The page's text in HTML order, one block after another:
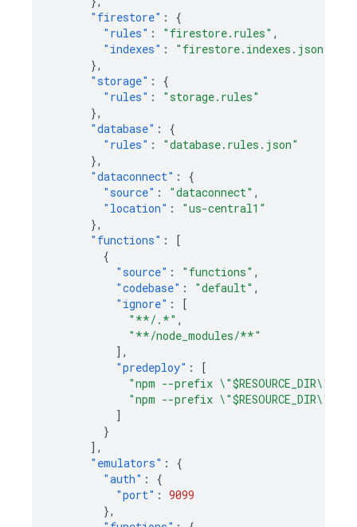
"firestore" :
{
"rules" : "firestore.rules" ,
"indexes" :
"firestore.indexes.json"
},
"storage" :
{
"rules" :
"storage.rules"
},
"database" :
{
"rules" :
"database.rules.json"
},
"dataconnect" :
{
"source" : "dataconnect" ,
"location" :
"us-central1"
},
"functions" :
[
{
"source" : "functions" ,
"codebase" : "default" ,
"ignore" :
[
"**/.*" ,
"**/node_modules/**"
],
"predeploy" :
[
"npm --prefix \"$RESOURCE_DIR\"
"npm --prefix \"$RESOURCE_DIR\"
]
}
],
"emulators" :
{
"auth" :
{
"port" : 9099
},